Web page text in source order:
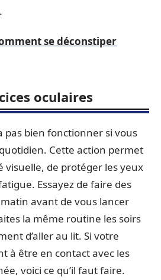
se déconstiper
oculaires
pas bien fonctionner si vous
Cette action permet
visuelle, de protéger les yeux
Essayez de faire des
avant de vous lancer
la même routine les soirs
d’aller au lit. Si votre
à être en contact avec les
voici ce qu’il faut faire.